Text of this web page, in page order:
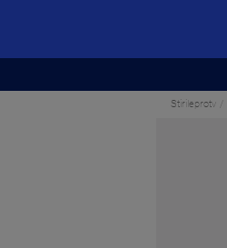
Stirileprotv